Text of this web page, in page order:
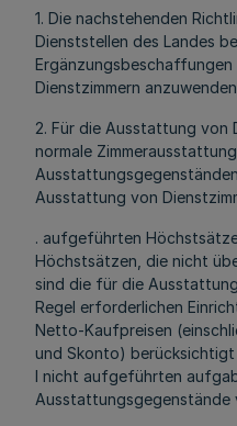
1. Die nachstehenden
Dienststellen des Landes
Dienstzimmern
2. Für die Ausstattung von
normale
Ausstattung von
. aufgeführten
Höchstsätzen, die nicht
sind die für die
Regel erforderlichen
Netto-Kaufpreisen
und Skonto)
l nicht aufgeführten
Ausstattungsgegenstände